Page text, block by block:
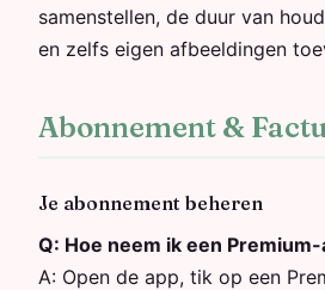
samenstellen, de duur van
en zelfs eigen afbeeldingen
Abonnement &
Je abonnement beheren
Q: Hoe neem ik een
A: Open de app, tik op een